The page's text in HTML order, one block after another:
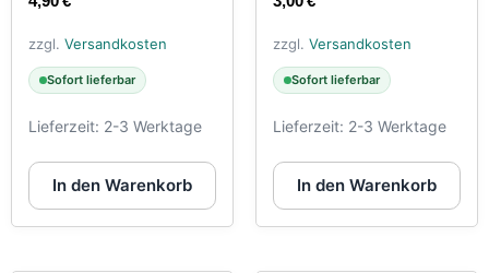
zzgl. Versandkosten
Sofort lieferbar
Lieferzeit: 2-3 Werktage
In den Warenkorb
zzgl. Versandkosten
Sofort lieferbar
Lieferzeit: 2-3 Werktage
In den Warenkorb